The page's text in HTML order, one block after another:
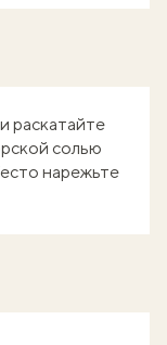
раскатайте
солью
нарежьте